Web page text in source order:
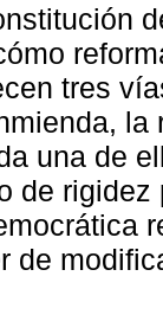
tres
una de
de
de